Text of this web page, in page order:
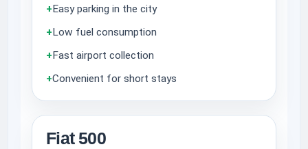
+ Easy parking in the city
+ Low fuel consumption
+ Fast airport collection
+Convenient for short stays
Fiat 500